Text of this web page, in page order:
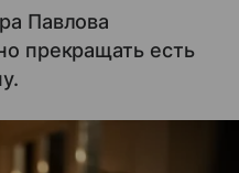
Павлова
прекращать есть